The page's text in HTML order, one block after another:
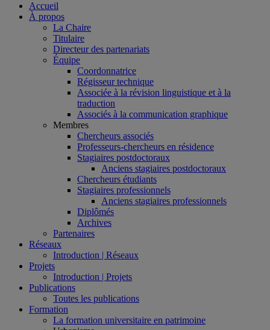
Accueil
À propos
La Chaire
Titulaire
Directeur des partenariats
Équipe
Coordonnatrice
Régisseur technique
Associée à la révision linguistique et à la
traduction
Associés à la communication graphique
Membres
Chercheurs associés
Professeurs-chercheurs en résidence
Stagiaires postdoctoraux
Anciens stagiaires postdoctoraux
Chercheurs étudiants
Stagiaires professionnels
Anciens stagiaires professionnels
Diplômés
Archives
Partenaires
Réseaux
Introduction | Réseaux
Projets
Introduction | Projets
Publications
Toutes les publications
Formation
La formation universitaire en patrimoine